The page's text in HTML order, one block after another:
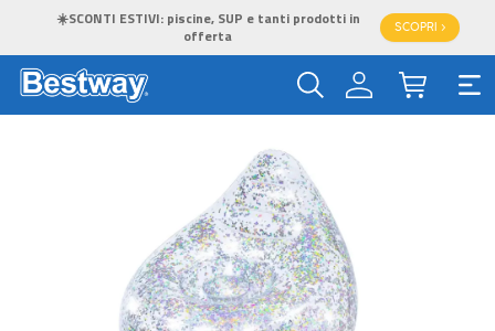
☀️SCONTI ESTIVI: piscine, SUP e tanti prodotti in
offerta
SCOPRI >